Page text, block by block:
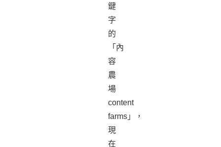
鍵
字
的
「內
容
農
場
content
farms」，
現
在